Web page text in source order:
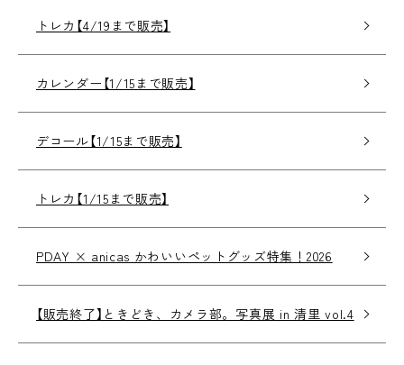
トレカ【4/19まで販売】
カレンダー【1/15まで販売】
デコール【1/15まで販売】
トレカ【1/15まで販売】
PDAY × anicas かわいいペットグッズ特集！2026
【販売終了】ときどき、カメラ部。写真展 in 清里 vol.4